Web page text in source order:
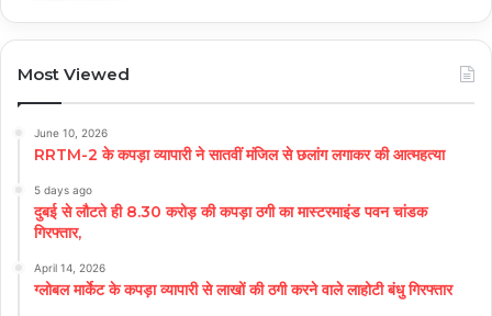
Most Viewed
June 10, 2026
RRTM-2 के कपड़ा व्यापारी ने सातवीं मंजिल से छलांग लगाकर की आत्महत्या
5 days ago
दुबई से लौटते ही 8.30 करोड़ की कपड़ा ठगी का मास्टरमाइंड पवन चांडक
गिरफ्तार,
April 14, 2026
ग्लोबल मार्केट के कपड़ा व्यापारी से लाखों की ठगी करने वाले लाहोटी बंधु गिरफ्तार